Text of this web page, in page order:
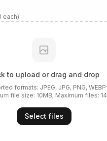
each)
to upload or drag and drop
formats: JPEG, JPG, PNG, WEBP
file size: 10MB; Maximum files: 14
Select files